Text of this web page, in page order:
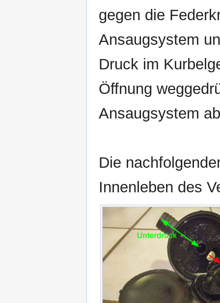
gegen die
Ansaugsystem
Druck im
Öffnung
Ansaugsystem
Die
Innenleben des